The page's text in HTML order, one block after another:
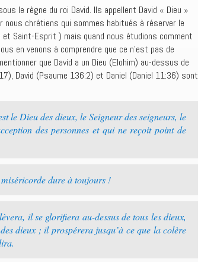
le règne du roi David. Ils appellent David « Dieu »
nous chrétiens qui sommes habitués à réserver le
Saint-Esprit ) mais quand nous étudions comment
en venons à comprendre que ce n’est pas de
que David a un Dieu (Elohim) au-dessus de
David (Psaume 136:2) et Daniel (Daniel 11:36) sont
le Dieu des dieux, le Seigneur des seigneurs, le
des personnes et qui ne reçoit point de
dure à toujours !
il se glorifiera au-dessus de tous les dieux,
dieux ; il prospérera jusqu’à ce que la colère